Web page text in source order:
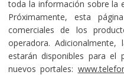
toda la información sobre la
Próximamente, esta
comerciales de los
operadora.
estarán disponibles para el
nuevos portales: